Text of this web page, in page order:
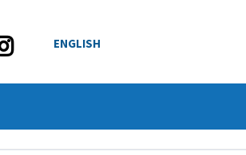
ENGLISH